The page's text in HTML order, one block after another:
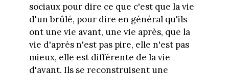
sociaux pour dire ce que c'est que la vie
d'un brûlé, pour dire en général qu'ils
ont une vie avant, une vie après, que la
vie d'après n'est pas pire, elle n'est pas
mieux, elle est différente de la vie
d'avant. Ils se reconstruisent une